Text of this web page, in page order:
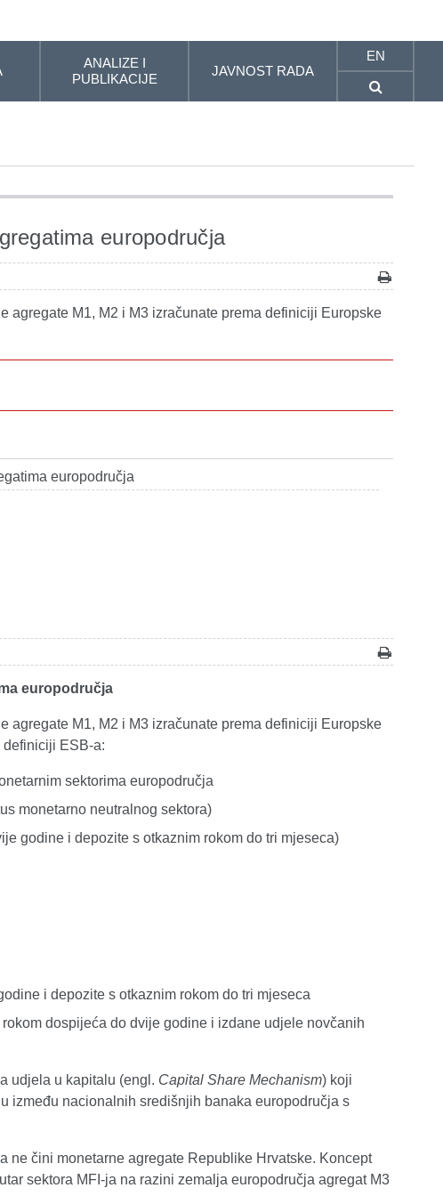
ANALIZE I
PUBLIKACIJE
JAVNOST RADA
EN
europodručja
agregate M1, M2 i M3 izračunate prema definiciji Europske
europodručja
europodručja
agregate M1, M2 i M3 izračunate prema definiciji Europske
definiciji ESB-a:
sektorima europodručja
monetarno neutralnog sektora)
godine i depozite s otkaznim rokom do tri mjeseca)
i depozite s otkaznim rokom do tri mjeseca
dospijeća do dvije godine i izdane udjele novčanih
udjela u kapitalu (engl. Capital Share Mechanism) koji
između nacionalnih središnjih banaka europodručja s
ne čini monetarne agregate Republike Hrvatske. Koncept
sektora MFI-ja na razini zemalja europodručja agregat M3